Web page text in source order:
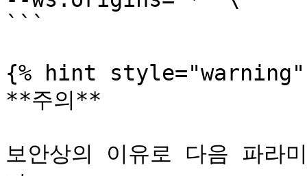
```
{% hint style="warning"
**주의**
보안상의 이유로 다음 파라